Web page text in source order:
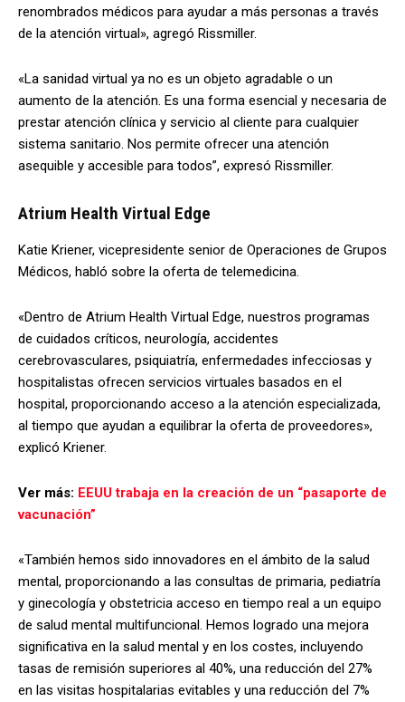
renombrados médicos para ayudar a más personas a través
de la atención virtual», agregó Rissmiller.
«La sanidad virtual ya no es un objeto agradable o un
aumento de la atención. Es una forma esencial y necesaria de
prestar atención clínica y servicio al cliente para cualquier
sistema sanitario. Nos permite ofrecer una atención
asequible y accesible para todos”, expresó Rissmiller.
Atrium Health Virtual Edge
Katie Kriener, vicepresidente senior de Operaciones de Grupos
Médicos, habló sobre la oferta de telemedicina.
«Dentro de Atrium Health Virtual Edge, nuestros programas
de cuidados críticos, neurología, accidentes
cerebrovasculares, psiquiatría, enfermedades infecciosas y
hospitalistas ofrecen servicios virtuales basados en el
hospital, proporcionando acceso a la atención especializada,
al tiempo que ayudan a equilibrar la oferta de proveedores»,
explicó Kriener.
Ver más: EEUU trabaja en la creación de un “pasaporte de
vacunación”
«También hemos sido innovadores en el ámbito de la salud
mental, proporcionando a las consultas de primaria, pediatría
y ginecología y obstetricia acceso en tiempo real a un equipo
de salud mental multifuncional. Hemos logrado una mejora
significativa en la salud mental y en los costes, incluyendo
tasas de remisión superiores al 40%, una reducción del 27%
en las visitas hospitalarias evitables y una reducción del 7%